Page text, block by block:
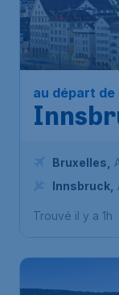
au départ de
Bruxelles
Bruxelles-
Innsbruck
Trouvé il y a 1h